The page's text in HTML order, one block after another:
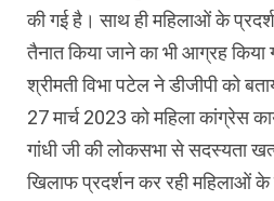
की गई है। साथ ही महिलाओं के
तैनात किया जाने का भी आग्रह किया
श्रीमती विभा पटेल ने डीजीपी को
27 मार्च 2023 को महिला कांग्रेस
गांधी जी की लोकसभा से सदस्यता
खिलाफ प्रदर्शन कर रही महिलाओं